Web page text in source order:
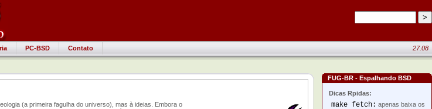
PC-BSD Contato 27.08
(a primeira fagulha do universo), mas à ideias. Embora o
FUG-BR - Espalhando BSD
Dicas Rpidas:
make fetch: apenas baixa os